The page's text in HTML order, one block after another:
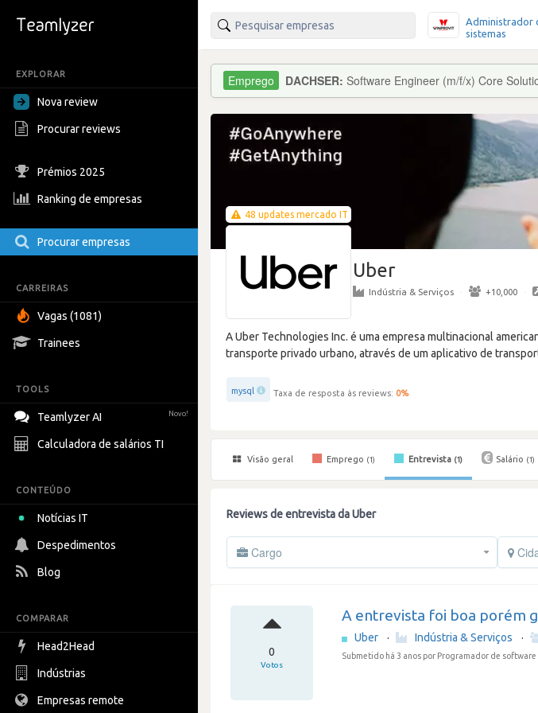
EXPLORAR
Nova review
Procurar reviews
Prémios 2025
Ranking de empresas
Procurar empresas
CARREIRAS
Vagas (1081)
Trainees
TOOLS
Teamlyzer AI Novo!
Calculadora de salários TI
CONTEÚDO
Notícias IT
Despedimentos
Blog
COMPARAR
Head2Head
Indústrias
Empresas remote
Administrador
sistemas
DACHSER: Software Engineer (m/f/x) Core
48 updates mercado IT
Uber
Indústria & Serviços · +10,000 ·
A Uber Technologies Inc. é uma empresa multinacional
transporte privado urbano, através de um aplicativo de
mysql Taxa de resposta às reviews: 0%
Visão geral Emprego (1) Entrevista (1) Salário (1)
Reviews de entrevista da Uber
Cargo
0
Votos
A entrevista foi boa porém
Uber · Indústria & Serviços ·
Submetido há 3 anos por Programador de software